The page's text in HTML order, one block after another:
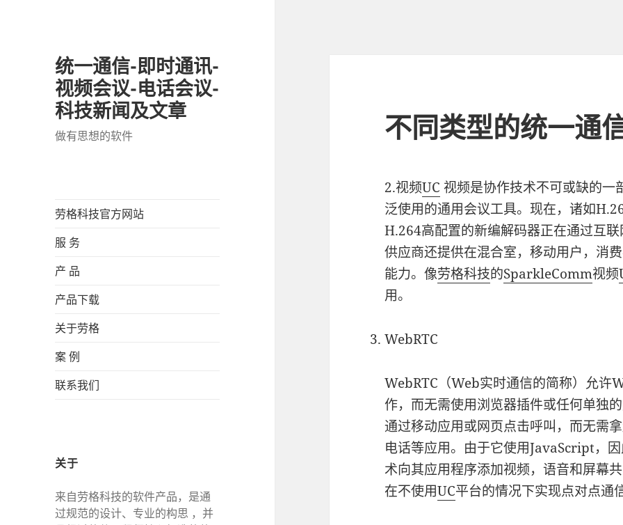
统一通信-即时通讯-
视频会议-电话会议-
科技新闻及文章
做有思想的软件
劳格科技官方网站
服 务
产 品
产品下载
关于劳格
案 例
联系我们
关于
来自劳格科技的软件产品，是通
过规范的设计、专业的构思 ，并
不同类型的统一通
2.视频UC 视频是协作技术不可或缺的
泛使用的通用会议工具。现在，诸如
H.264高配置的新编解码器正在通过互
供应商还提供在混合室，移动用户，消
能力。像劳格科技的SparkleComm视频
用。
WebRTC
WebRTC（Web实时通信的简称）允许
作，而无需使用浏览器插件或任何单独
通过移动应用或网页点击呼叫，而无需
电话等应用。由于它使用JavaScript，
术向其应用程序添加视频，语音和屏幕
在不使用UC平台的情况下实现点对点通